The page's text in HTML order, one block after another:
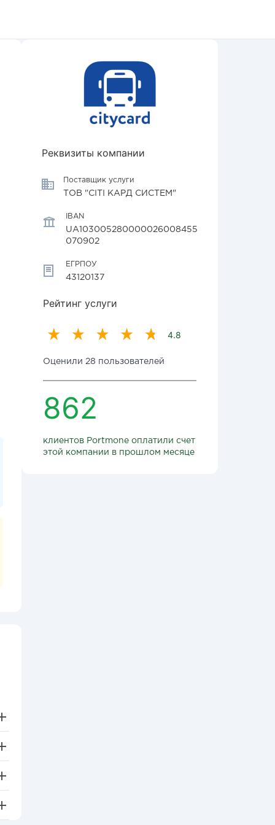
Реквизиты компании
Поставщик услуги
ТОВ "СІТІ КАРД СИСТЕМ"
IBAN
UA103005280000026008455
070902
ЕГРПОУ
43120137
Рейтинг услуги
4.8
Оценили 28 пользователей
862
клиентов Portmone оплатили счет
этой компании в прошлом месяце